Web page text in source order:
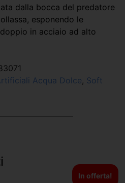
dalla bocca del predatore
esponendo le
in acciaio ad alto
Acqua Dolce, Soft
In offerta!